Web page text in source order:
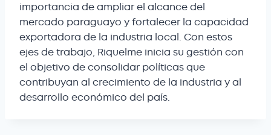
importancia de ampliar el alcance del
mercado paraguayo y fortalecer la capacidad
exportadora de la industria local. Con estos
ejes de trabajo, Riquelme inicia su gestión con
el objetivo de consolidar políticas que
contribuyan al crecimiento de la industria y al
desarrollo económico del país.